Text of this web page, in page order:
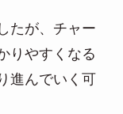
たが、チャー
りやすくなる
進んでいく可